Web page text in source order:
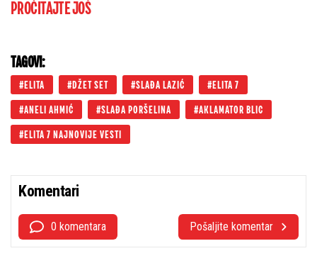
PROČITAJTE JOŠ
TAGOVI:
ELITA DŽET SET SLAĐA LAZIĆ ELITA 7
ANELI AHMIĆ SLAĐA PORŠELINA AKLAMATOR BLIC
ELITA 7 NAJNOVIJE VESTI
Komentari
0 komentara Pošaljite komentar